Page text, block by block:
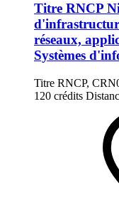
Titre RNCP
réseaux,
Systèmes
Titre RNCP,
120 crédits